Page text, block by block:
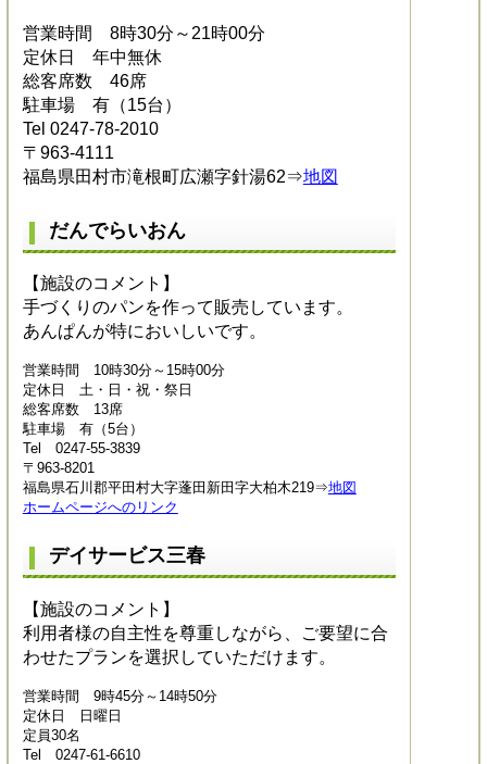
営業時間 8時30分～21時00分
定休日 年中無休
総客席数 46席
駐車場 有（15台）
Tel 0247-78-2010
〒963-4111
福島県田村市滝根町広瀬字針湯62⇒地図
だんでらいおん
【施設のコメント】
手づくりのパンを作って販売しています。
あんぱんが特においしいです。
営業時間 10時30分～15時00分
定休日 土・日・祝・祭日
総客席数 13席
駐車場 有（5台）
Tel 0247-55-3839
〒963-8201
福島県石川郡平田村大字蓬田新田字大柏木219⇒地図
ホームページへのリンク
デイサービス三春
【施設のコメント】
利用者様の自主性を尊重しながら、ご要望に合
わせたプランを選択していただけます。
営業時間 9時45分～14時50分
定休日 日曜日
定員30名
Tel 0247-61-6610